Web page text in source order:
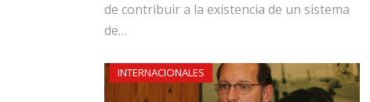
de contribuir a la existencia de un sistema
de…
INTERNACIONALES